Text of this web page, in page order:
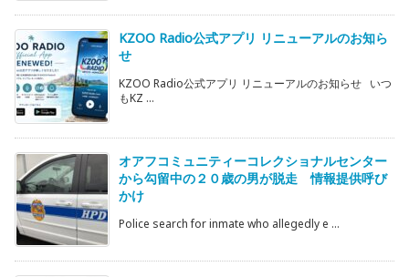
KZOO Radio公式アプリ リニューアルのお知ら
せ
KZOO Radio公式アプリ リニューアルのお知らせ いつ
もKZ ...
オアフコミュニティーコレクショナルセンター
から勾留中の２０歳の男が脱走 情報提供呼び
かけ
Police search for inmate who allegedly e ...